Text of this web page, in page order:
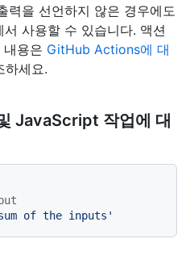
력을 선언하지 않은 경우에도
사용할 수 있습니다. 액션
용은 GitHub Actions에 대
하세요.
JavaScript 작업에 대
of the inputs'